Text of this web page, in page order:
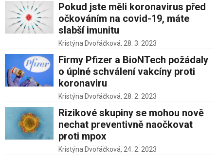
Pokud jste měli koronavirus před
očkováním na covid-19, máte
slabší imunitu
Kristýna Dvořáčková, 28. 3. 2023
Firmy Pfizer a BioNTech požádaly
o úplné schválení vakcíny proti
koronaviru
Kristýna Dvořáčková, 28. 2. 2023
Rizikové skupiny se mohou nově
nechat preventivně naočkovat
proti mpox
Kristýna Dvořáčková, 24. 2. 2023